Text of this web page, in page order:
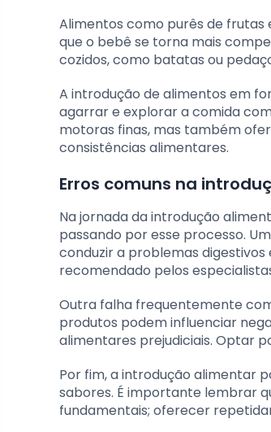
Alimentos como purês de frutas
que o bebê se torna mais
cozidos, como batatas ou
A introdução de alimentos em
agarrar e explorar a comida
motoras finas, mas também
consistências alimentares.
Erros comuns na
Na jornada da introdução
passando por esse processo.
conduzir a problemas
recomendado pelos
Outra falha frequentemente
produtos podem influenciar
alimentares prejudiciais. Optar
Por fim, a introdução alimentar
sabores. É importante lembrar
fundamentais; oferecer